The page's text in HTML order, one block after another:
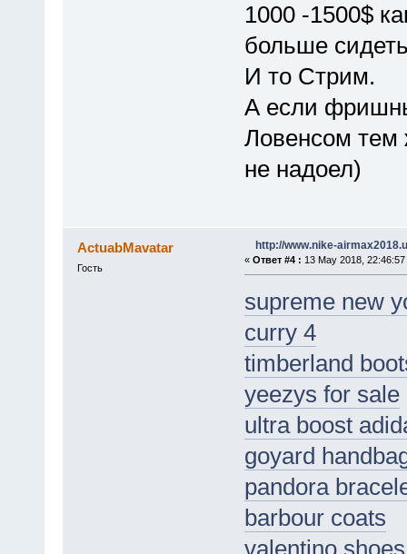
1000 -1500$
больше
И то Стрим.
А если
Ловенсом тем
не надоел)
ActuabMavatar
Гость
http://www.nike-
« Ответ #4 : 13 May 2018, 22:46:57
supreme new
curry 4
timberland
yeezys for sale
ultra boost
goyard
pandora
barbour coats